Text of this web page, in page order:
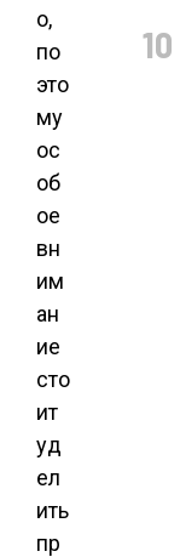
о,
по
это
му
ос
об
ое
вн
им
ан
ие
сто
ит
уд
ел
ить
пр